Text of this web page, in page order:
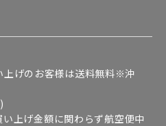
げのお客様は送料無料※沖
上げ金額に関わらず航空便中